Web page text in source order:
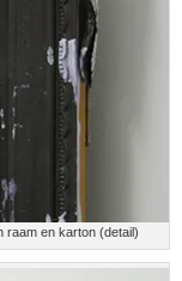
raam en karton (detail)